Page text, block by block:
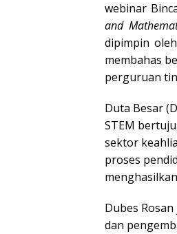
webinar
and
dipimpin
membahas
perguruan
Duta Besar
STEM
sektor
proses
Dubes
dan